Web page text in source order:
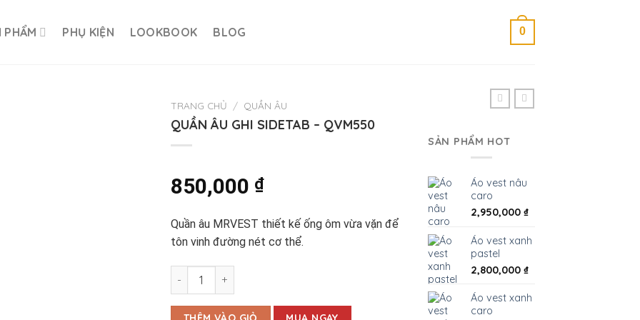
PHẨM PHỤ KIỆN LOOKBOOK BLOG 0
TRANG CHỦ / QUẦN ÂU
QUẦN ÂU GHI SIDETAB – QVM550
850,000 ₫
Quần âu MRVEST thiết kế ống ôm vừa vặn để
tôn vinh đường nét cơ thể.
SẢN PHẨM HOT
Áo vest nâu
caro
2,950,000 ₫
Áo vest xanh
pastel
2,800,000 ₫
Áo vest xanh
caro